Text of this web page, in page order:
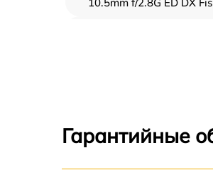
Гарантийные